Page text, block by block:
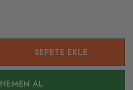
SEPETE EKLE
HEMEN AL